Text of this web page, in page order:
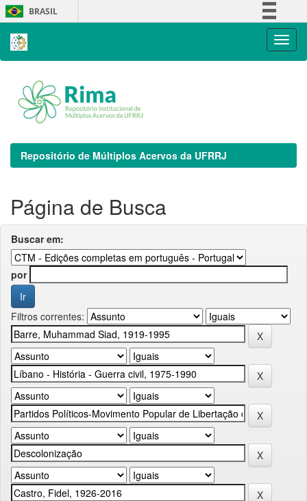
Skip
navigation
BRASIL
Repositório de Múltiplos Acervos da UFRRJ
Página de Busca
Buscar em:
por
Filtros correntes: